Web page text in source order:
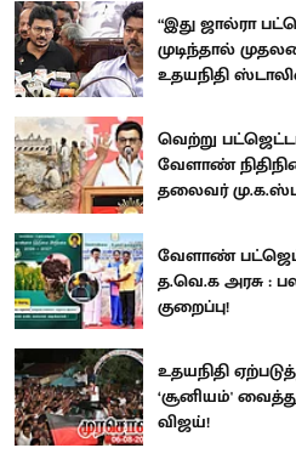
“இது ஜால்ரா
முடிந்தால்
உதயநிதி
வெற்று
வேளாண்
தலைவர்
வேளாண்
த.வெ.க அரசு :
குறைப்பு!
உதயநிதி
‘சூனியம்'
விஜய்!